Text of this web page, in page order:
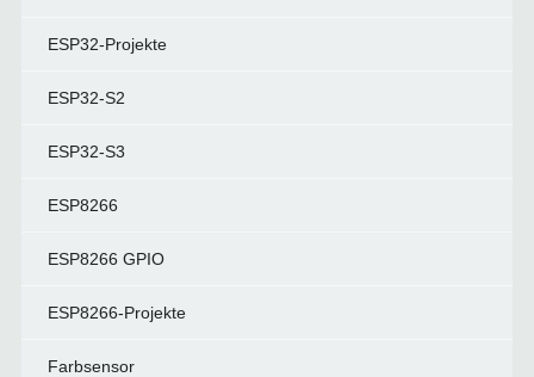
ESP32-Projekte
ESP32-S2
ESP32-S3
ESP8266
ESP8266 GPIO
ESP8266-Projekte
Farbsensor